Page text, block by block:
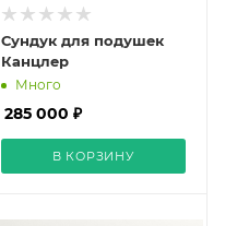
Сундук для подушек
Канцлер
Много
285 000 ₽
В КОРЗИНУ